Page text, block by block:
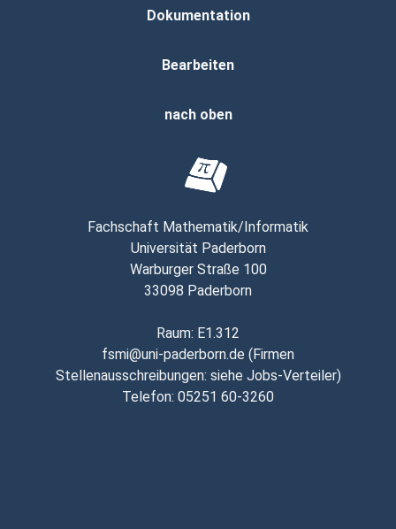
Dokumentation
Bearbeiten
nach oben
Fachschaft Mathematik/Informatik
Universität Paderborn
Warburger Straße 100
33098 Paderborn
Raum: E1.312
fsmi@uni-paderborn.de (Firmen
Stellenausschreibungen: siehe Jobs-Verteiler)
Telefon: 05251 60-3260